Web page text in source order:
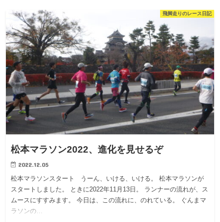
飛脚走りのレース日記
松本マラソン2022、進化を見せるぞ
2022.12.05
松本マラソンスタート うーん、いける、いける。 松本マラソンが
スタートしました。 ときに2022年11月13日。 ランナーの流れが、ス
ムースにすすみます。 今日は、この流れに、のれている。 ぐんまマ
ラソンの…